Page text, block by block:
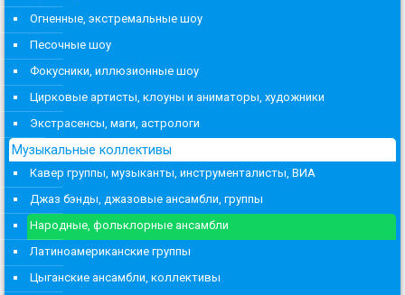
Огненные, экстремальные шоу
Песочные шоу
Фокусники, иллюзионные шоу
Цирковые артисты, клоуны и аниматоры, художники
Экстрасенсы, маги, астрологи
Музыкальные коллективы
Кавер группы, музыканты, инструменталисты, ВИА
Джаз бэнды, джазовые ансамбли, группы
Народные, фольклорные ансамбли
Латиноамериканские группы
Цыганские ансамбли, коллективы